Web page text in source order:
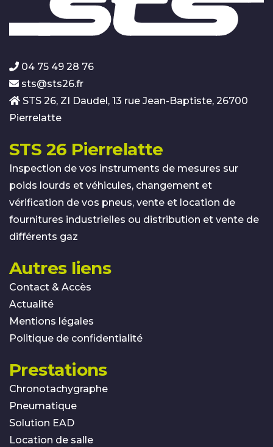
04 75 49 28 76
sts@sts26.fr
STS 26, ZI Daudel, 13 rue Jean-Baptiste, 26700
Pierrelatte
STS 26 Pierrelatte
Inspection de vos instruments de mesures sur
poids lourds et véhicules, changement et
vérification de vos pneus, vente et location de
fournitures industrielles ou distribution et vente de
différents gaz
Autres liens
Contact & Accès
Actualité
Mentions légales
Politique de confidentialité
Prestations
Chronotachygraphe
Pneumatique
Solution EAD
Location de salle